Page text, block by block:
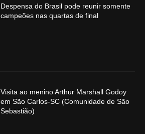
Despensa do Brasil pode reunir somente
campeões nas quartas de final
Visita ao menino Arthur Marshall Godoy
em São Carlos-SC (Comunidade de São
Sebastião)